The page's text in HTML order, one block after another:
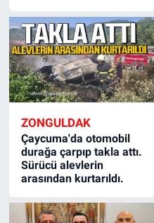
ZONGULDAK
Çaycuma'da otomobil
durağa çarpıp takla attı.
Sürücü alevlerin
arasından kurtarıldı.